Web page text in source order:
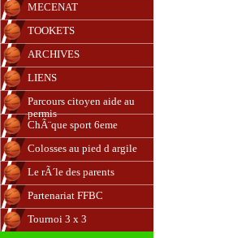
MECENAT
TOOKETS
ARCHIVES
LIENS
Parcours citoyen aide au
permis
ChÃ¨que sport 6eme
Colosses au pied d argile
Le rÃ´le des parents
Partenariat FFBC
Tournoi 3 x 3